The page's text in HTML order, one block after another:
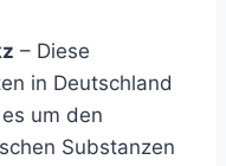
– Diese
in Deutschland
um den
Substanzen